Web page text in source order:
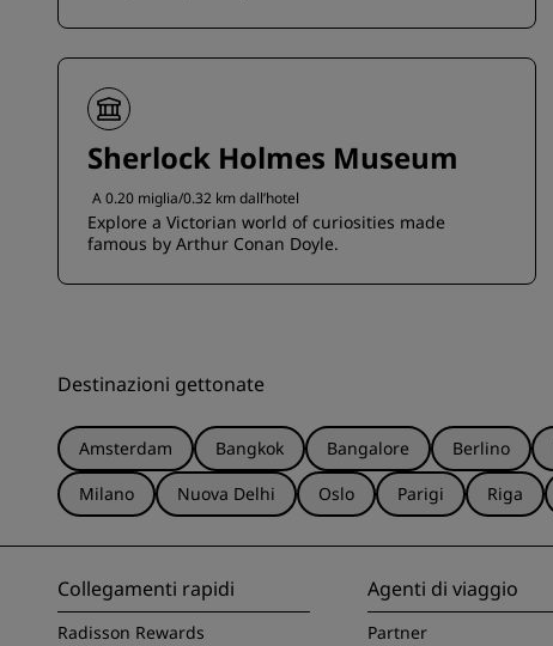
Sherlock Holmes Museum
A 0.20 miglia/0.32 km dall’hotel
Explore a Victorian world of curiosities made
famous by Arthur Conan Doyle.
Destinazioni gettonate
Amsterdam Bangkok Bangalore Berlino
Milano
Nuova Delhi Oslo Parigi Riga
Collegamenti rapidi
Radisson Rewards
Agenti di viaggio
Partner